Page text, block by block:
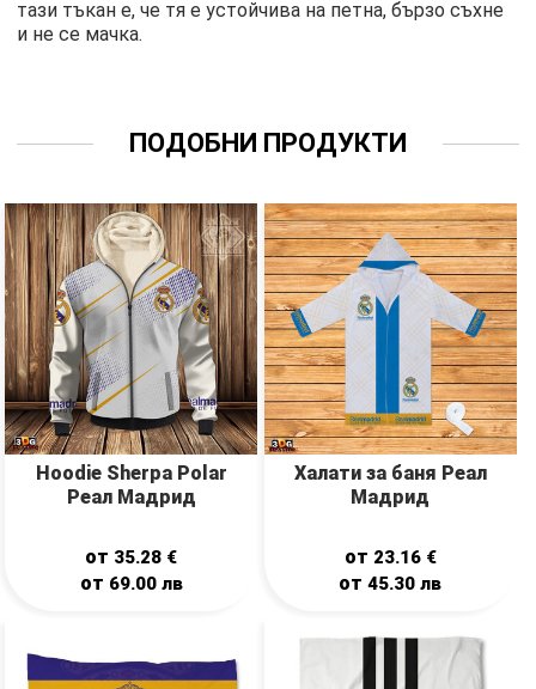
тази тъкан е, че тя е устойчива на петна, бързо съхне
и не се мачка.
ПОДОБНИ ПРОДУКТИ
Hoodie Sherpa Polar
Реал Мадрид
от 35.28 €
от 69.00 лв
Халати за баня Реал
Мадрид
от 23.16 €
от45.30лв